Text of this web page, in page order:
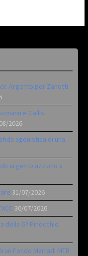
Argento per Zanotti
e Gallis.
2026
agonistica di una
argento azzurro a
31/07/2026
30/07/2026
della Gf Pinocchio
Fondo Marradi MTB